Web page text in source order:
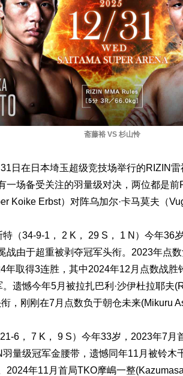
斋藤裕 VS 杉山怜
日在日本埼玉超级竞技场举行的RIZIN
一场备受关注的羽量级对决，两位都是前
Koike Erbst）对阵乌加尔·卡马莫夫（
特（34-9-1， 2 K， 29 S， 1 N）今年36
战由于超重被剥夺冠军头衔。2023年点
年取得3连胜，其中2024年12月点数战
遗憾今年5月被拉扎巴利·沙伊杜拉耶夫
，刚刚在7月点数负于朝仓未来(Mikuru
6， 7 K， 9 S）今年33岁，2023年7月
量级冠军金腰带，遗憾同年11月被铃木
2024年11月首局TKO摩嶋一整